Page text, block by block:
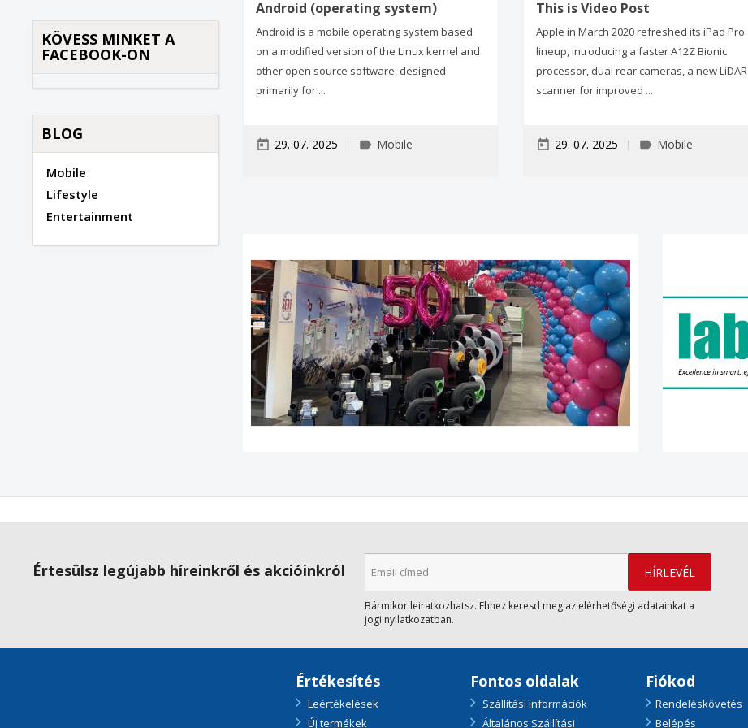
KÖVESS MINKET A
FACEBOOK-ON
BLOG
Mobile
Lifestyle
Entertainment
Android (operating system)
Android is a mobile operating system based
on a modified version of the Linux kernel and
other open source software, designed
primarily for ...
today 29. 07. 2025 label Mobile
This is Video Post
Apple in March 2020 refreshed its iPad Pro
lineup, introducing a faster A12Z Bionic
processor, dual rear cameras, a new LiDAR
scanner for improved ...
today 29. 07. 2025 label Mobile
Értesülsz legújabb híreinkről és akcióinkról
Bármikor leiratkozhatsz. Ehhez keresd meg az elérhetőségi adatainkat a
jogi nyilatkozatban.
Értékesítés
Leértékelések
Új termékek
Fontos oldalak
Szállítási információk
Általános Szállítási
Fiókod
Rendeléskövetés
Belépés